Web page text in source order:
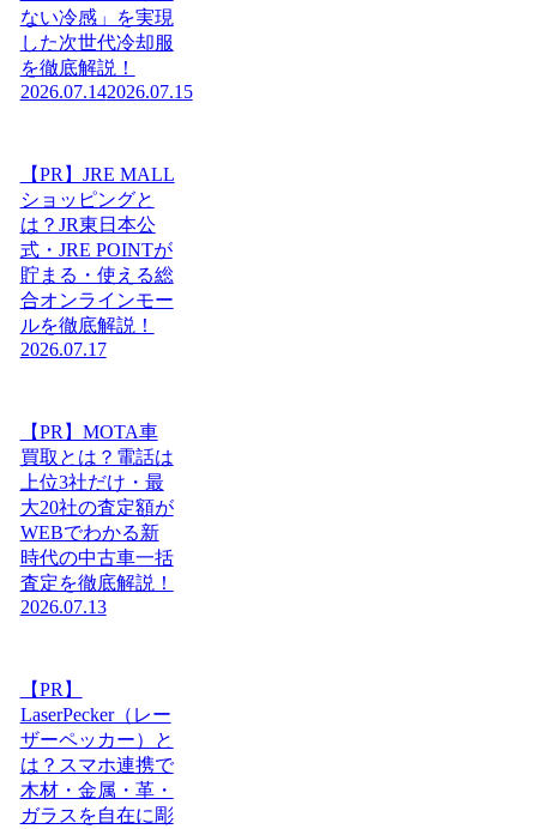
ない冷感」を実現
した次世代冷却服
を徹底解説！
2026.07.142026.07.15
【PR】JRE MALL
ショッピングと
は？JR東日本公
式・JRE POINTが
貯まる・使える総
合オンラインモー
ルを徹底解説！
2026.07.17
【PR】MOTA車
買取とは？電話は
上位3社だけ・最
大20社の査定額が
WEBでわかる新
時代の中古車一括
査定を徹底解説！
2026.07.13
【PR】
LaserPecker（レー
ザーペッカー）と
は？スマホ連携で
木材・金属・革・
ガラスを自在に彫